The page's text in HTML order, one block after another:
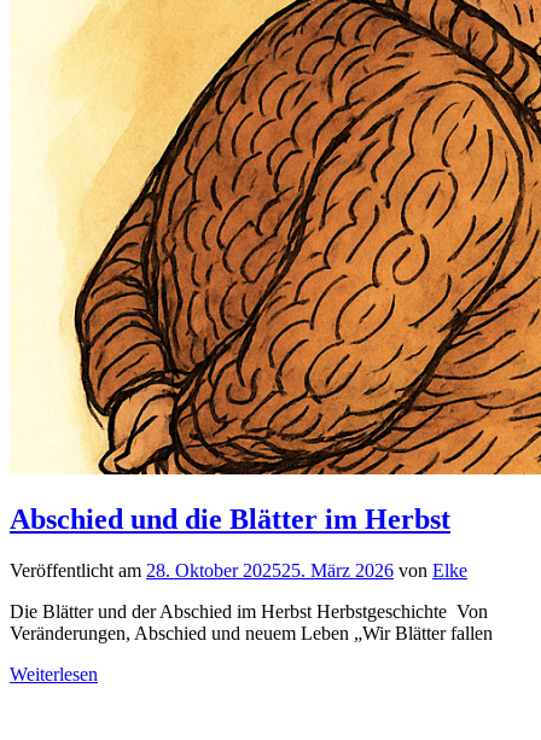
Abschied und die Blätter im Herbst
Veröffentlicht am 28. Oktober 202525. März 2026 von Elke
Die Blätter und der Abschied im Herbst Herbstgeschichte Von
Veränderungen, Abschied und neuem Leben „Wir Blätter fallen
Weiterlesen